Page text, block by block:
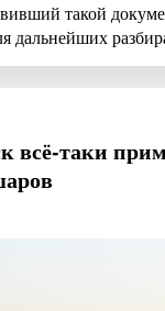
такой
дальнейших
всё-таки